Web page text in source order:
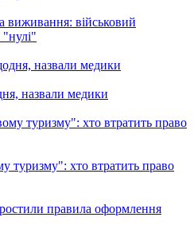
виживання: військовий
"нулі"
назвали медики
туризму": хто втратить право